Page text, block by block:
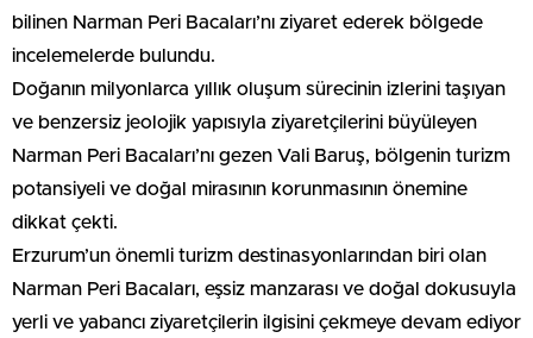
bilinen Narman Peri Bacaları’nı ziyaret ederek bölgede
incelemelerde bulundu.
Doğanın milyonlarca yıllık oluşum sürecinin izlerini taşıyan
ve benzersiz jeolojik yapısıyla ziyaretçilerini büyüleyen
Narman Peri Bacaları’nı gezen Vali Baruş, bölgenin turizm
potansiyeli ve doğal mirasının korunmasının önemine
dikkat çekti.
Erzurum’un önemli turizm destinasyonlarından biri olan
Narman Peri Bacaları, eşsiz manzarası ve doğal dokusuyla
yerli ve yabancı ziyaretçilerin ilgisini çekmeye devam ediyor